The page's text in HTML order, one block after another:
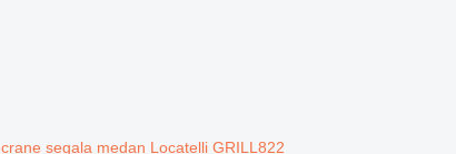
crane segala medan Locatelli GRILL822